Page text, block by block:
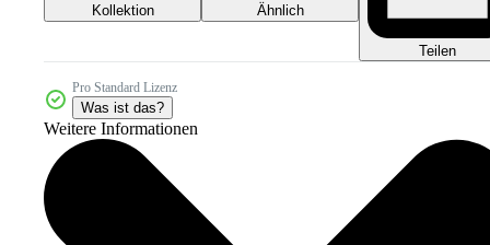
Kollektion Ähnlich
Teilen
Pro Standard Lizenz
Was ist das?
Weitere Informationen